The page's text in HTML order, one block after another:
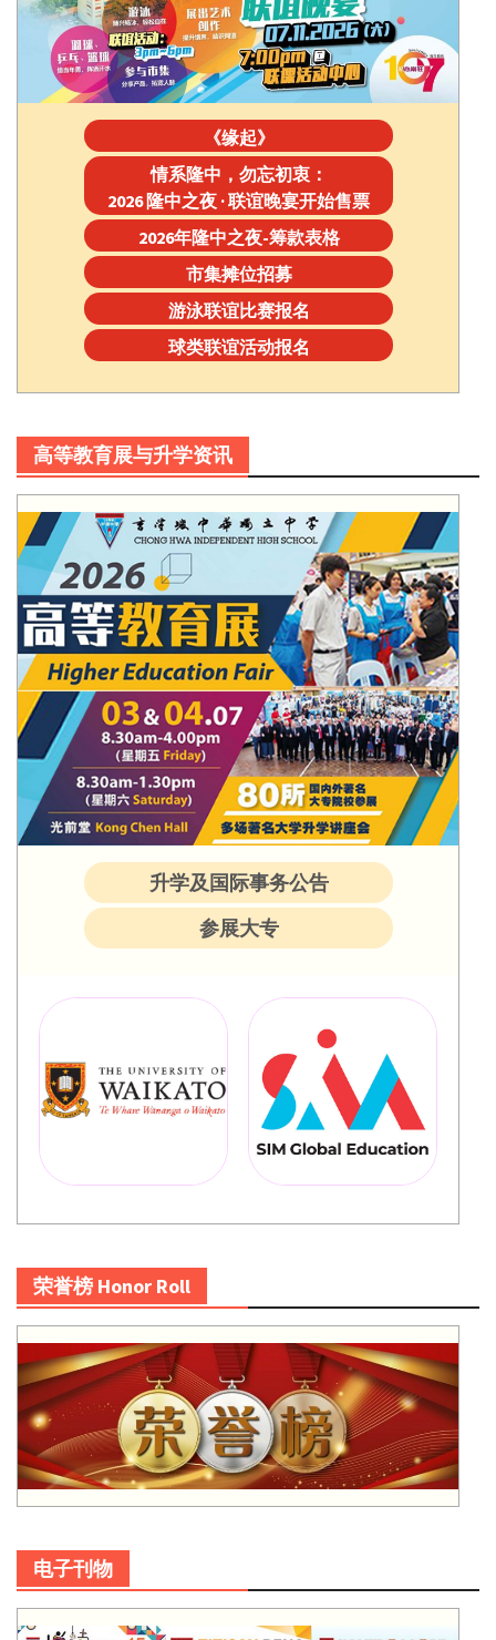
《缘起》
情系隆中，勿忘初衷：
2026 隆中之夜 · 联谊晚宴开始售票
2026年隆中之夜-筹款表格
市集摊位招募
游泳联谊比赛报名
球类联谊活动报名
高等教育展与升学资讯
升学及国际事务公告
参展大专
荣誉榜 Honor Roll
电子刊物